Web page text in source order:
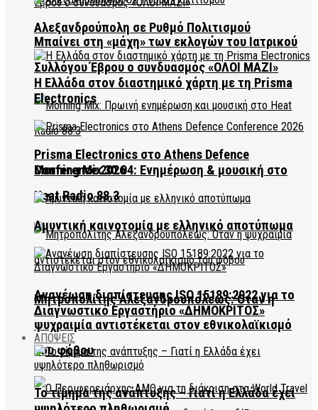
Μπαίνει στη «μάχη» των εκλογών του Ιατρικού
Συλλόγου Έβρου ο συνδυασμός «ΟΛΟΙ ΜΑΖΙ»
Morning Mix 30.04: Ενημέρωση & μουσική στο
Heat Radio 88.3
Μητροπολίτης Αλεξανδρουπόλεως: Όταν η
ψυχραιμία αντιστέκεται στον εθνικολαϊκισμό
του φόβου
Αλεξανδρούπολη σε Ρυθμό Πολιτισμού
Η Ελλάδα στον διαστημικό χάρτη με τη Prisma
Electronics
Prisma Electronics στο Athens Defence
Conference 2026
Αμυντική καινοτομία με ελληνικό αποτύπωμα
Ανανέωση διαπίστευσης ISO 15189:2022 για το
Διαγνωστικό Εργαστήριο «ΔΗΜΟΚΡΙΤΟΣ»
ΑΠΟΨΕΙΣ
Το τίμημα της ανάπτυξης – Γιατί η Ελλάδα έχει